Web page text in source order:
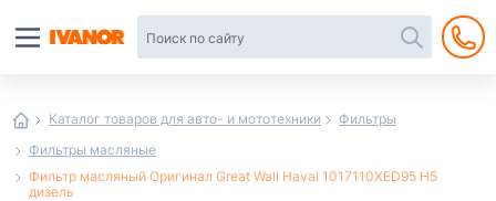
Каталог товаров для авто- и мототехники
Фильтры
Фильтры масляные
Фильтр масляный Оригинал Great Wall Haval 1017110XED95 H5
дизель
интернет-